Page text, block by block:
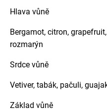
Hlava vůně
Bergamot, citron,
rozmarýn
Srdce vůně
Vetiver, tabák, pačuli,
Základ vůně